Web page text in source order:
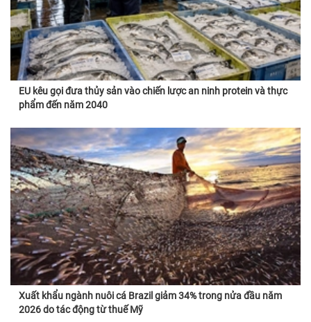
EU kêu gọi đưa thủy sản vào chiến lược an ninh protein và thực
phẩm đến năm 2040
Xuất khẩu ngành nuôi cá Brazil giảm 34% trong nửa đầu năm
2026 do tác động từ thuế Mỹ